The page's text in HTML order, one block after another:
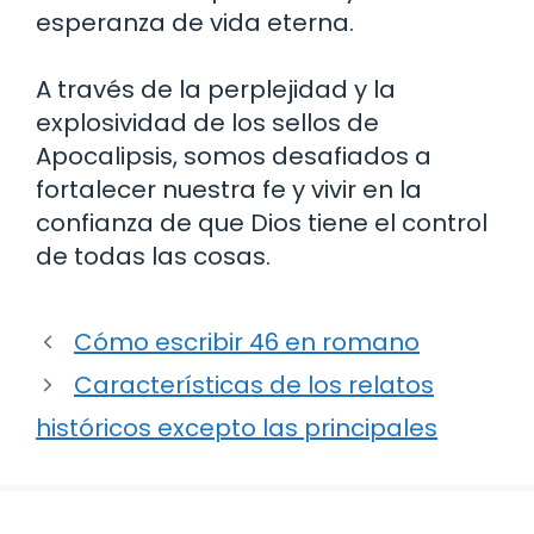
esperanza de vida eterna.
A través de la perplejidad y la
explosividad de los sellos de
Apocalipsis, somos desafiados a
fortalecer nuestra fe y vivir en la
confianza de que Dios tiene el control
de todas las cosas.
Cómo escribir 46 en romano
Características de los relatos
históricos excepto las principales